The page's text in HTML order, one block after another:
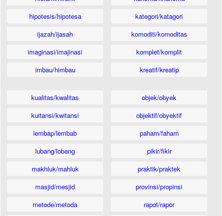
hipotesis/hipotesa
ijazah/ijasah
imaginasi/imajinasi
imbau/himbau
kategori/katagori
komoditi/komoditas
komplet/komplit
kreatif/kreatip
kualitas/kwalitas
kuitansi/kwitansi
lembap/lembab
lubang/lobang
makhluk/mahluk
masjid/mesjid
metode/metoda
objek/obyek
objektif/obyektif
paham/faham
pikir/fikir
praktik/praktek
provinsi/propinsi
rapot/rapor